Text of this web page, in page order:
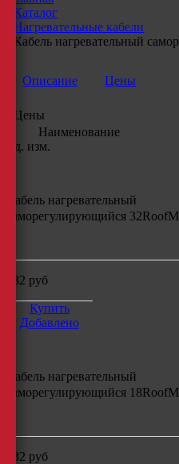
Каталог
Нагревательные кабели
Кабель нагревательный
Описание Цены
Цены
Наименование
Ед. изм.
Кабель нагревательный
саморегулирующийся
132 руб
Купить
Добавлено
Кабель нагревательный
саморегулирующийся
132 руб